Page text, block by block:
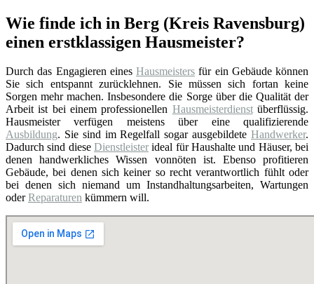
Wie finde ich in Berg (Kreis Ravensburg)
einen erstklassigen Hausmeister?
Durch das Engagieren eines Hausmeisters für ein Gebäude können
Sie sich entspannt zurücklehnen. Sie müssen sich fortan keine
Sorgen mehr machen. Insbesondere die Sorge über die Qualität der
Arbeit ist bei einem professionellen Hausmeisterdienstüberflüssig.
Hausmeister verfügen meistens über eine qualifizierende
Ausbildung. Sie sind im Regelfall sogar ausgebildete Handwerker.
Dadurch sind diese Dienstleister ideal für Haushalte und Häuser, bei
denen handwerkliches Wissen vonnöten ist. Ebenso profitieren
Gebäude, bei denen sich keiner so recht verantwortlich fühlt oder
bei denen sich niemand um Instandhaltungsarbeiten, Wartungen
oderReparaturen kümmern will.